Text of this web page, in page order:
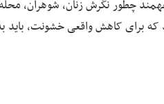
چطور نگرش زنان، شوهران،
که برای کاهش واقعی خشونت،